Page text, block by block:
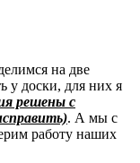
на две
у доски, для них я
решены с
. А мы с
работу наших